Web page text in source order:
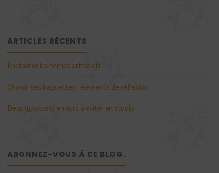
ARTICLES RÉCENTS
Enchaîner les temps artificiels
Choisir ses baguettes : éléments de réflexion.
Deux (grosses) erreurs à éviter en studio.
ABONNEZ-VOUS À CE BLOG.